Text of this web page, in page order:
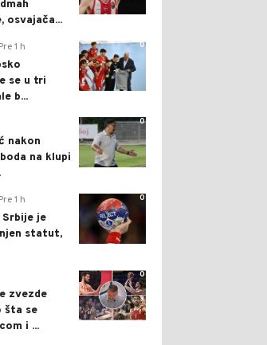
osvajača...
0
1 h
se u tri
b...
0
nakon
na klupi
0
1 h
je
statut,
0
zvezde
šta se
i ...